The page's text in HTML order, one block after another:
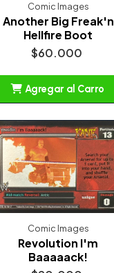
Comic Images
Another Big Freak'n
Hellfire Boot
$60.000
Agregar al Carro
Comic Images
Revolution I'm
Baaaaack!